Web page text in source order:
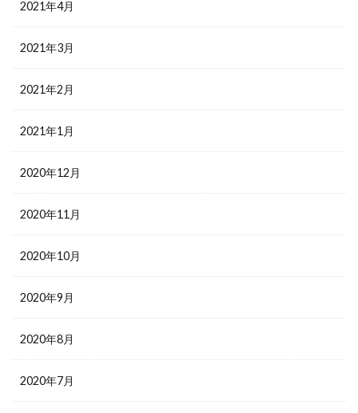
2021年4月
2021年3月
2021年2月
2021年1月
2020年12月
2020年11月
2020年10月
2020年9月
2020年8月
2020年7月